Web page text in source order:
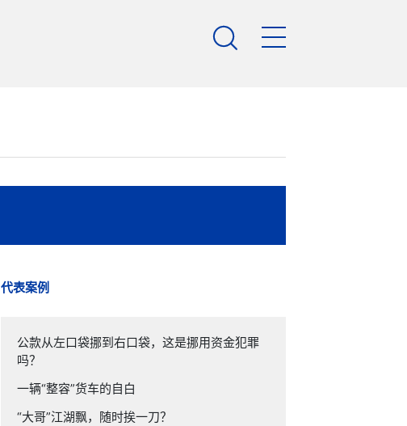

代表案例
公款从左口袋挪到右口袋，这是挪用资金犯罪
吗？
一辆“整容”货车的自白
“大哥”江湖飘，随时挨一刀？